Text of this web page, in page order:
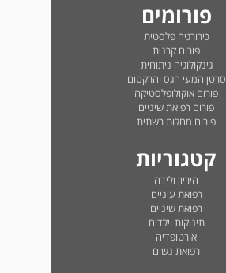
פורומים
כירורגיה פלסטית
פורום קרנית
גינקולוגיה ניתוחית
סרטן המעי הגס והרקטום
פורום אוקולופלסטיקה
פורום רפואת שיניים
פורום מחלות רשתית
קטגוריות
היריון ולידה
רפואת עיניים
רפואת שיניים
תינוקות וילדים
אורטופדיה
רפואת נשים